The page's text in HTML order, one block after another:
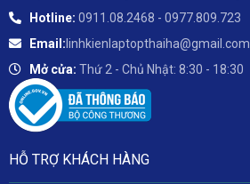
Hotline: 0911.08.2468 - 0977.809.723
Email:linhkienlaptopthaiha@gmail.com
Mở cửa: Thứ 2 - Chủ Nhật: 8:30 - 18:30
HỖ TRỢ KHÁCH HÀNG